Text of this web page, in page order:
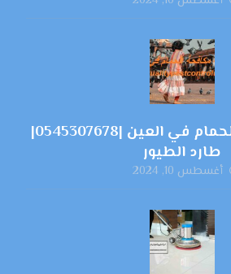
شركة مكافحة الحمام في العين |0545307678|
طارد الطيور
أغسطس 10, 2024